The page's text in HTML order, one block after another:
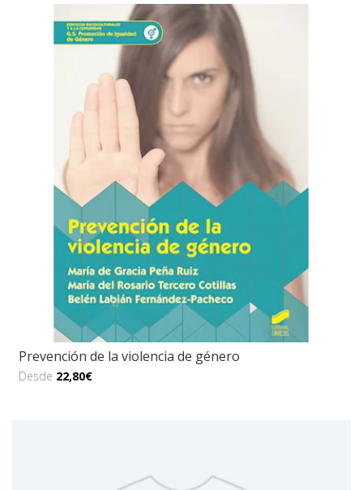
Prevención de la violencia de género
Desde 22,80€